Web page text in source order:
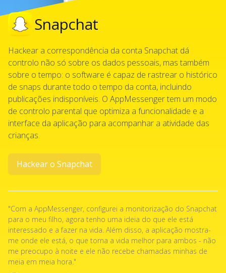
21:08
Muito obrigado
alguma coisa.
Snapchat
Hackear a correspondência da conta Snapchat dá
controlo não só sobre os dados pessoais, mas também
sobre o tempo: o software é capaz de rastrear o histórico
de snaps durante todo o tempo da conta, incluindo
publicações indisponíveis. O AppMessenger tem um modo
de controlo parental que optimiza a funcionalidade e a
interface da aplicação para acompanhar a atividade das
crianças.
Hackear o Snapchat
"Com a AppMessenger, configurei a monitorização do Snapchat
para o meu filho, agora tenho uma ideia do que ele está
interessado e a fazer na vida. Além disso, a aplicação mostra-
me onde ele está, o que torna a vida melhor para ambos - não
me preocupo à noite e ele não recebe chamadas minhas de
meia em meia hora."